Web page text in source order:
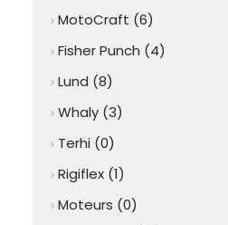
chevron_right MotoCraft (6)
chevron_right Fisher Punch (4)
chevron_right Lund (8)
chevron_right Whaly (3)
chevron_right Terhi (0)
chevron_right Rigiflex (1)
chevron_right Moteurs (0)